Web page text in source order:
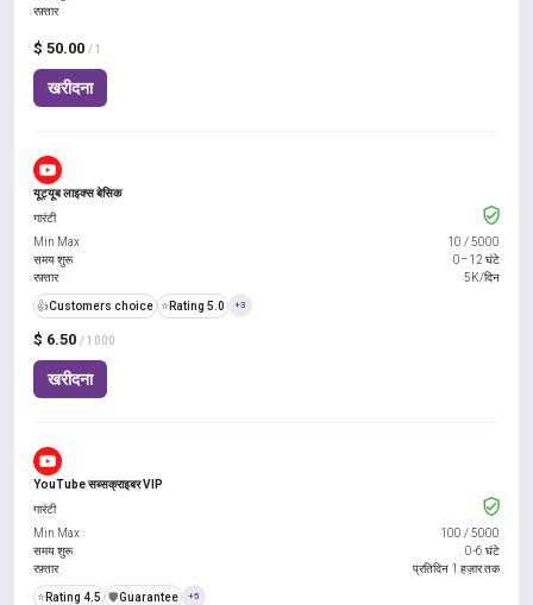
$ 50.00 / 1
खरीदना
रफ़्तार
यूट्यूब लाइक्स बेसिक
$ 6.50 / 1000
खरीदना
गारंटी
Min Max
10 /5000
समय शुरू
0–12 घंटे
रफ़्तार
5K/दिन
👍Customers choice ⭐ Rating 5.0 +3
YouTube सब्सक्राइबर VIP
गारंटी
Min Max
100 /5000
समय शुरू
0-6 घंटे
रफ़्तार
प्रतिदिन 1 हज़ार तक
⭐ Rating 4.5 ️🛡️Guarantee +5